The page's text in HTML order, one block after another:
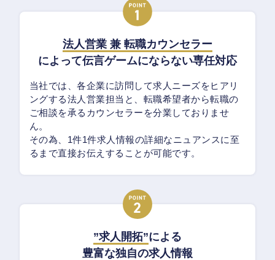
法人営業 兼 転職カウンセラー
によって伝言ゲームにならない専任対応
当社では、各企業に訪問して求人ニーズをヒアリ
ングする法人営業担当と、転職希望者から転職の
ご相談を承るカウンセラーを分業しておりませ
ん。
その為、1件1件求人情報の詳細なニュアンスに至
るまで直接お伝えすることが可能です。
”求人開拓”による
豊富な独自の求人情報